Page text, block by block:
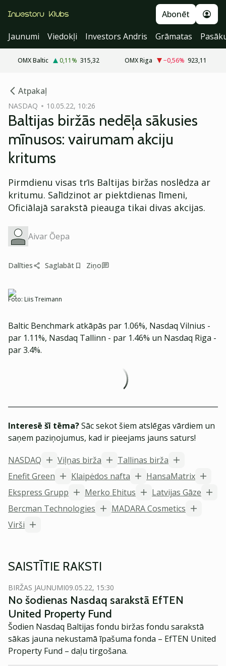
Abonēt
Jaunumi
Viedokļi Investors Andris Grāmatas
OMX Baltic 0,11% 315,32 OMX Riga −0,56% 923,11
Atpakaļ
NASDAQ 10.05.22, 10:26
Baltijas biržās nedēļa sākusies
mīnusos: vairumam akciju
kritums
Pirmdienu visas trīs Baltijas biržas noslēdza ar
kritumu. Salīdzinot ar piektdienas līmeni,
Oficiālajā sarakstā pieauga tikai divas akcijas.
Aivar Õepa
Dalīties Saglabāt Ziņo
Foto: Liis Treimann
Baltic Benchmark atkāpās par 1.06%, Nasdaq Vilnius -
par 1.11%, Nasdaq Tallinn - par 1.46% un Nasdaq Riga -
par 3.4%.
Interesē šī tēma?Sāc sekot šiem atslēgas vārdiem un
saņem paziņojumus, kad ir pieejams jauns saturs!
NASDAQ
Viļņas birža
Tallinas birža
Enefit Green
Klaipėdos nafta
HansaMatrix
Ekspress Grupp
Merko Ehitus
Latvijas Gāze
Bercman Technologies
MADARA Cosmetics
Virši
SAISTĪTIE RAKSTI
BIRŽAS JAUNUMI09.05.22, 15:30
No šodienas Nasdaq sarakstā EfTEN
United Property Fund
Šodien Nasdaq Baltijas fondu biržas fondu sarakstā
sākas jauna nekustamā īpašuma fonda – EfTEN United
Property Fund – daļu tirgošana.